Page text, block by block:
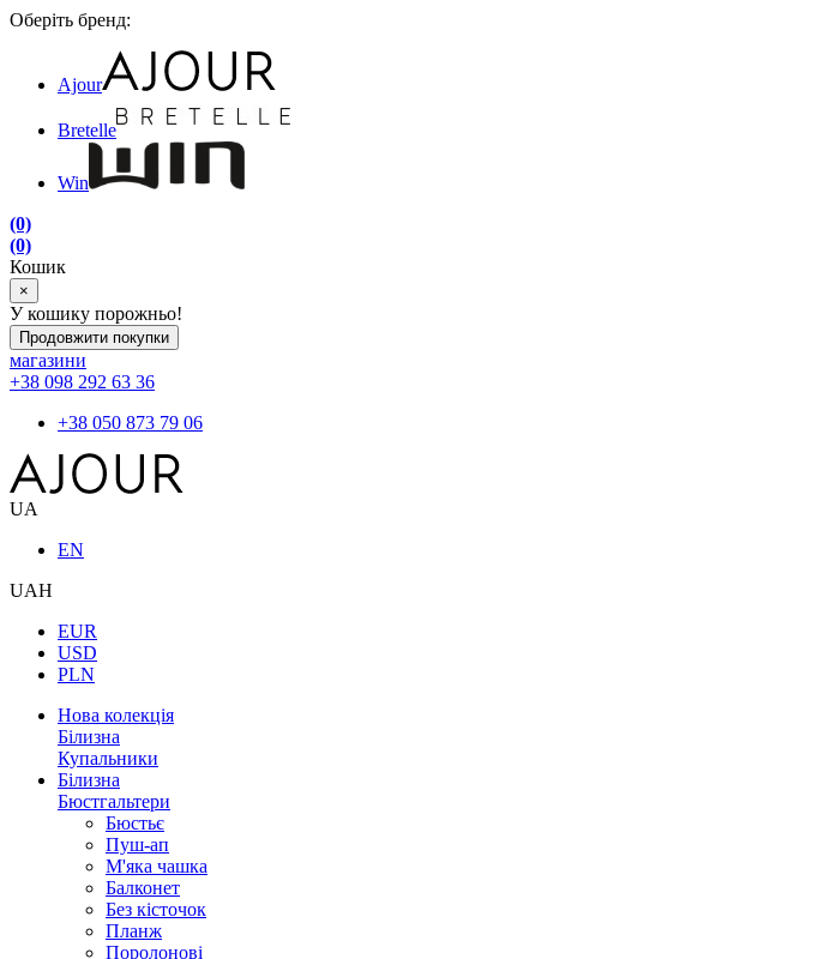
Оберіть бренд:
Ajour
Bretelle
Win
(0)
(0)
Кошик
×
У кошику порожньо!
Продовжити покупки
магазини
+38 098 292 63 36
+38 050 873 79 06
UA
EN
UAH
EUR
USD
PLN
Нова колекція
Білизна
Купальники
Білизна
Бюстгальтери
Бюстьє
Пуш-ап
М'яка чашка
Балконет
Без кісточок
Планж
Поролонові